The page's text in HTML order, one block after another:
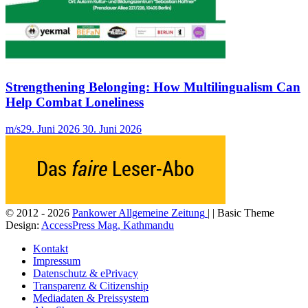
Strengthening Belonging: How Multilingualism Can
Help Combat Loneliness
m/s29. Juni 2026 30. Juni 2026
© 2012 - 2026 Pankower Allgemeine Zeitung | | Basic Theme
Design: AccessPress Mag, Kathmandu
Kontakt
Impressum
Datenschutz & ePrivacy
Transparenz & Citizenship
Mediadaten & Preissystem